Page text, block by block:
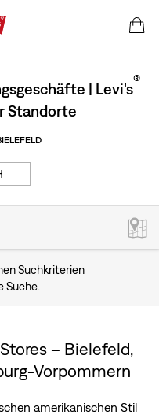
| Levi's®
Standorte
Suchkriterien
Suche.
– Bielefeld,
Vorpommern
amerikanischen Stil